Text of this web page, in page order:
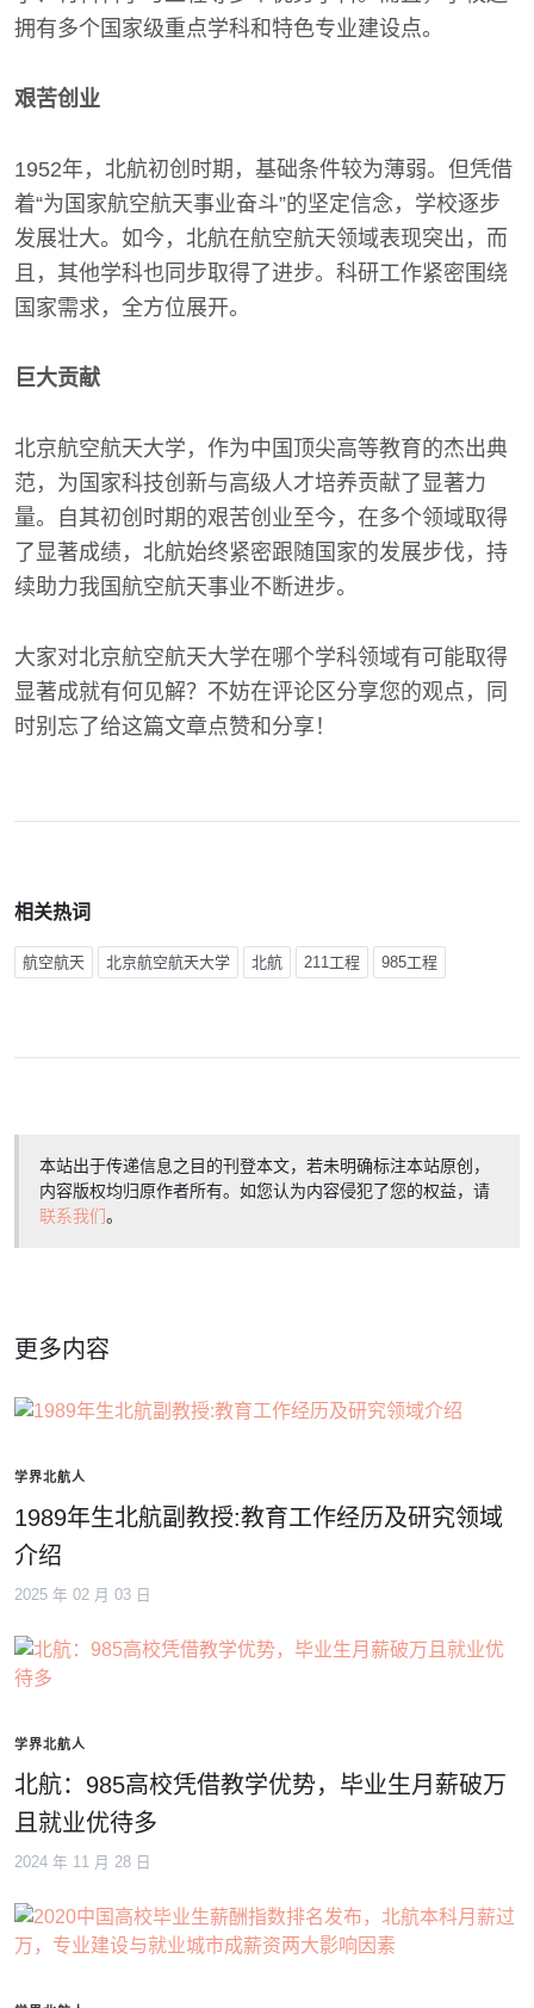
拥有多个国家级重点学科和特色专业建设点。
艰苦创业
1952年，北航初创时期，基础条件较为薄弱。但凭借
着“为国家航空航天事业奋斗”的坚定信念，学校逐步
发展壮大。如今，北航在航空航天领域表现突出，而
且，其他学科也同步取得了进步。科研工作紧密围绕
国家需求，全方位展开。
巨大贡献
北京航空航天大学，作为中国顶尖高等教育的杰出典
范，为国家科技创新与高级人才培养贡献了显著力
量。自其初创时期的艰苦创业至今，在多个领域取得
了显著成绩，北航始终紧密跟随国家的发展步伐，持
续助力我国航空航天事业不断进步。
大家对北京航空航天大学在哪个学科领域有可能取得
显著成就有何见解？不妨在评论区分享您的观点，同
时别忘了给这篇文章点赞和分享！
相关热词
航空航天 北京航空航天大学 北航 211工程 985工程
本站出于传递信息之目的刊登本文，若未明确标注本站原创，
内容版权均归原作者所有。如您认为内容侵犯了您的权益，请
联系我们。
更多内容
学界北航人
1989年生北航副教授:教育工作经历及研究领域
介绍
2025 年 02 月 03 日
学界北航人
北航：985高校凭借教学优势，毕业生月薪破万
且就业优待多
2024 年 11 月 28 日